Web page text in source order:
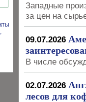
Западные
за цен на
09.07.2026
В числе
02.07.2026
лесов для